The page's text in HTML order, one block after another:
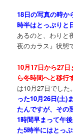
18日の写真の時か
時半はとっぷりと
あるのと、わりと
夜のカラス』状態
10月17日から27
ら冬時間へと移行
は10月27日でし
った10月26日(土)
たんですが、その
1時間早まって午
た5時半にはとっ